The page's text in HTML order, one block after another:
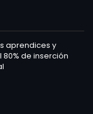
aprendices y
de inserción